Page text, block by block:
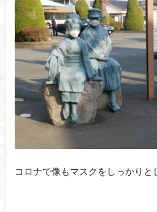
コロナで像もマスクをしっかりと